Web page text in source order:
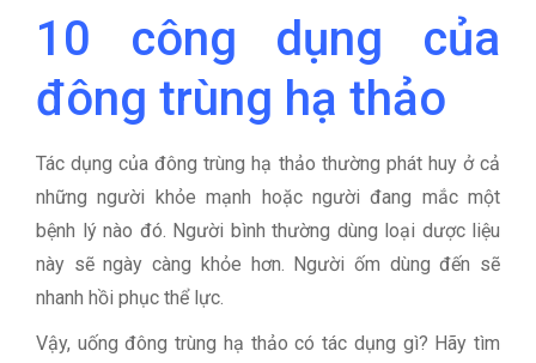
10 công dụng của
đông trùng hạ thảo
Tác dụng của đông trùng hạ thảo thường phát huy ở cả
những người khỏe mạnh hoặc người đang mắc một
bệnh lý nào đó. Người bình thường dùng loại dược liệu
này sẽ ngày càng khỏe hơn. Người ốm dùng đến sẽ
nhanh hồi phục thể lực.
Vậy, uống đông trùng hạ thảo có tác dụng gì? Hãy tìm